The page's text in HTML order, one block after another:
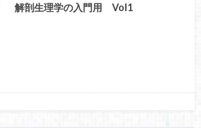
解剖生理学の入門用 Vol1